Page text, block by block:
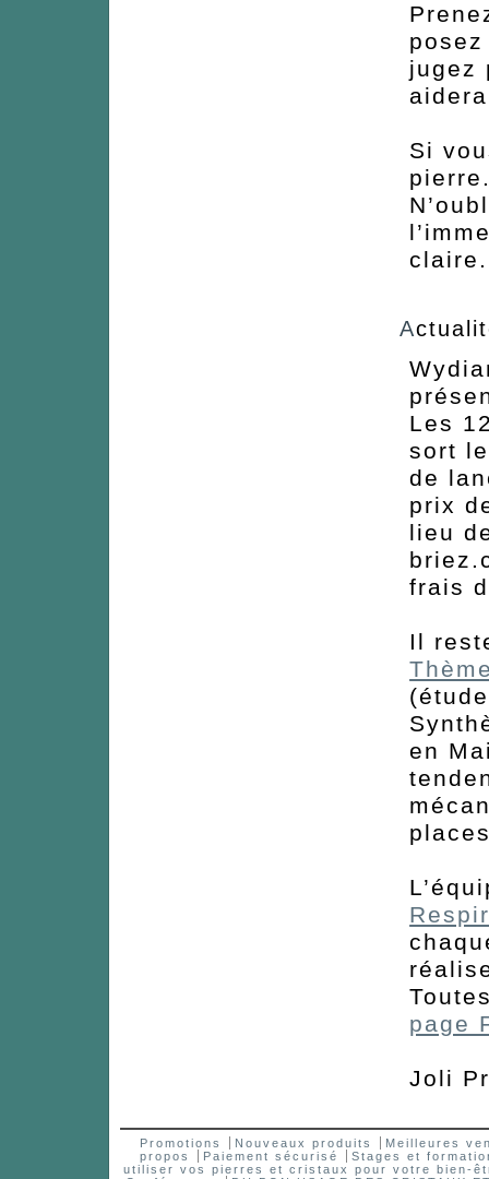
jugez
Si
A
Les
sort
de
prix
lieu
frais
Il
en
page
Joli
Promotions Nouveaux produits
Meilleures
propos
Paiement sécurisé
Stages et
utiliser vos pierres et cristaux pour votre bien-